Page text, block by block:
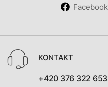
Facebook
KONTAKT
+420 376 322 653